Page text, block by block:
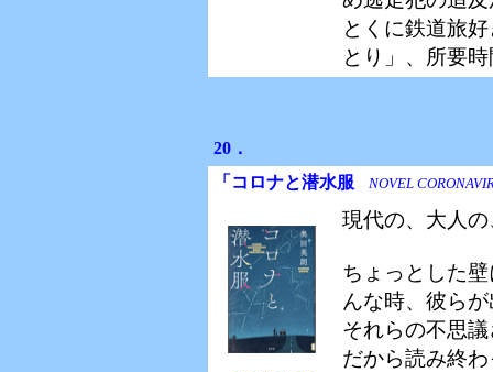
とくに鉄道旅
とり」、所要
20．
「コロナと潜水服
NOVEL
現代の、大人
ちょっとした
んな時、彼ら
それらの不思
だから読み終